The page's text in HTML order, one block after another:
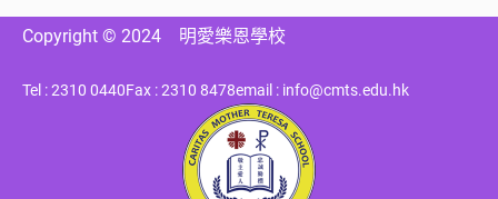
Copyright © 2024 明愛樂恩學校
Tel : 2310 0440Fax : 2310 8478email : info@cmts.edu.hk